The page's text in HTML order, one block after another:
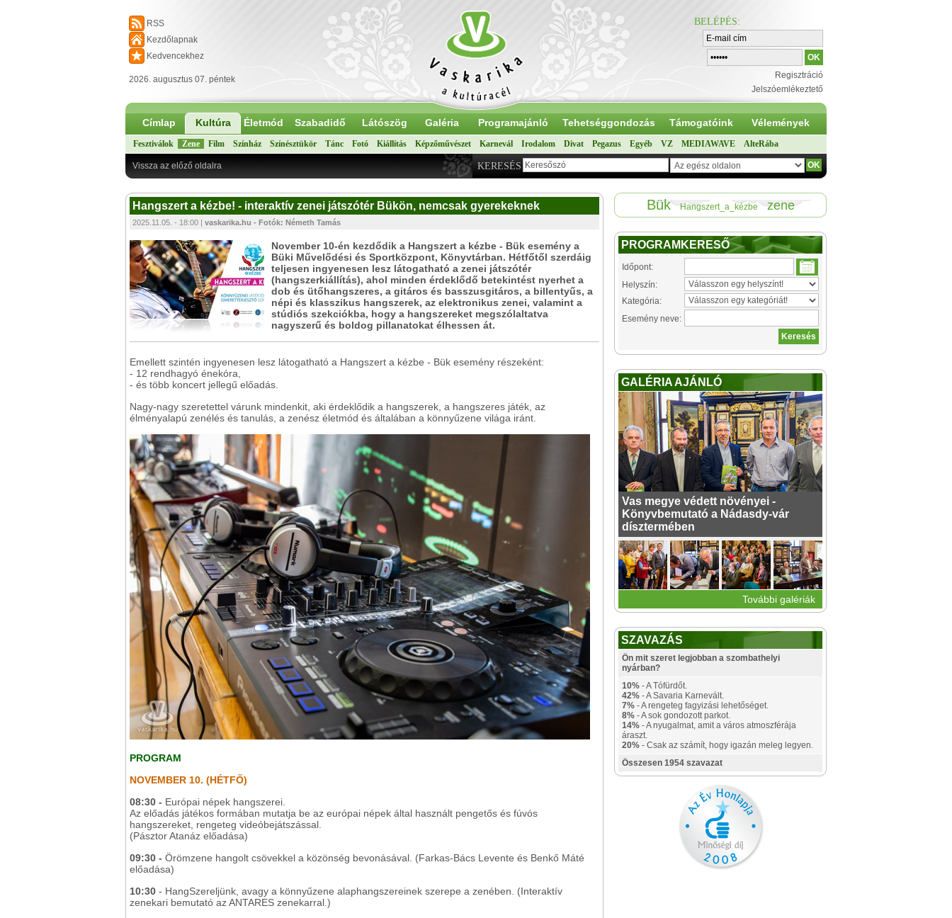
RSS
Kezdőlapnak
Kedvencekhez
2026. augusztus 07. péntek
BELÉPÉS:
Regisztráció
Jelszóemlékeztető
Címlap Kultúra Életmód Szabadidő Látószög Galéria Programajánló Tehetséggondozás Támogatóink Vélemények
Fesztiválok Zene Film Színház Színésztükör Tánc Fotó Kiállítás Képzőművészet Karnevál Irodalom Divat Pegazus Egyéb VZ MEDIAWAVE AlteRába
KERESÉS
Vissza az előző oldalra
Hangszert a kézbe! - interaktív zenei játszótér Bükön, nemcsak gyerekeknek
2025.11.05. - 18:00 | vaskarika.hu - Fotók: Németh Tamás
November 10-én kezdődik a Hangszert a kézbe - Bük esemény a
Büki Művelődési és Sportközpont, Könyvtárban. Hétfőtől szerdáig
teljesen ingyenesen lesz látogatható a zenei játszótér
(hangszerkiállítás), ahol minden érdeklődő betekintést nyerhet a
dob és ütőhangszeres, a gitáros és basszusgitáros, a billentyűs, a
népi és klasszikus hangszerek, az elektronikus zenei, valamint a
stúdiós szekciókba, hogy a hangszereket megszólaltatva
nagyszerű és boldog pillanatokat élhessen át.
Emellett szintén ingyenesen lesz látogatható a Hangszert a kézbe - Bük esemény részeként:
- 12 rendhagyó énekóra,
- és több koncert jellegű előadás.
Nagy-nagy szeretettel várunk mindenkit, aki érdeklődik a hangszerek, a hangszeres játék, az
élményalapú zenélés és tanulás, a zenész életmód és általában a könnyűzene világa iránt.
PROGRAM
NOVEMBER 10. (HÉTFŐ)
08:30 - Európai népek hangszerei.
Az előadás játékos formában mutatja be az európai népek által használt pengetős és fúvós
hangszereket, rengeteg videóbejátszással.
(Pásztor Atanáz előadása)
09:30 - Örömzene hangolt csövekkel a közönség bevonásával. (Farkas-Bács Levente és Benkő Máté
előadása)
10:30 - HangSzereljünk, avagy a könnyűzene alaphangszereinek szerepe a zenében. (Interaktív
zenekari bemutató az ANTARES zenekarral.)
Bük Hangszert_a_kézbe zene
PROGRAMKERESŐ
Időpont:
Helyszín:
Kategória:
Esemény neve:
GALÉRIA AJÁNLÓ
Vas megye védett növényei -
Könyvbemutató a Nádasdy-vár
dísztermében
További galériák
SZAVAZÁS
Ön mit szeret legjobban a szombathelyi
nyárban?
10% - A Tófürdőt.
42% - A Savaria Karnevált.
7% - A rengeteg fagyizási lehetőséget.
8% - A sok gondozott parkot.
14% - A nyugalmat, amit a város atmoszférája
áraszt.
20% - Csak az számít, hogy igazán meleg legyen.
Összesen 1954 szavazat